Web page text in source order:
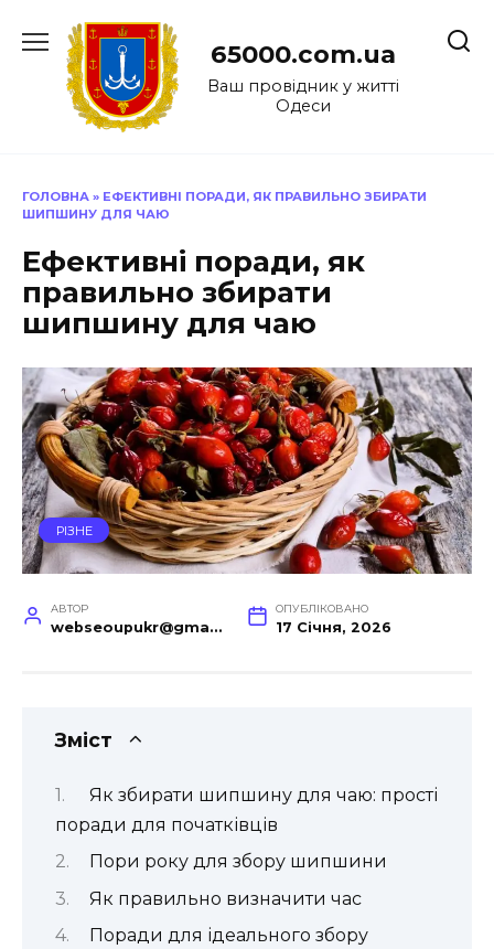
до
65000.com.ua
Ваш провідник у житті
Одеси
ГОЛОВНА » ЕФЕКТИВНІ ПОРАДИ, ЯК ПРАВИЛЬНО ЗБИРАТИ
ШИПШИНУ ДЛЯ ЧАЮ
Ефективні поради, як
правильно збирати
шипшину для чаю
РІЗНЕ
АВТОР
webseoupukr@gmail.com
ОПУБЛІКОВАНО
17 Січня, 2026
Зміст
Як збирати шипшину для чаю: прості
поради для початківців
Пори року для збору шипшини
Як правильно визначити час
Поради для ідеального збору